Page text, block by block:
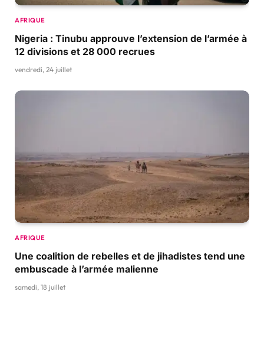
AFRIQUE
Nigeria : Tinubu approuve l’extension de l’armée à
12 divisions et 28 000 recrues
vendredi, 24 juillet
AFRIQUE
Une coalition de rebelles et de jihadistes tend une
embuscade à l’armée malienne
samedi, 18 juillet